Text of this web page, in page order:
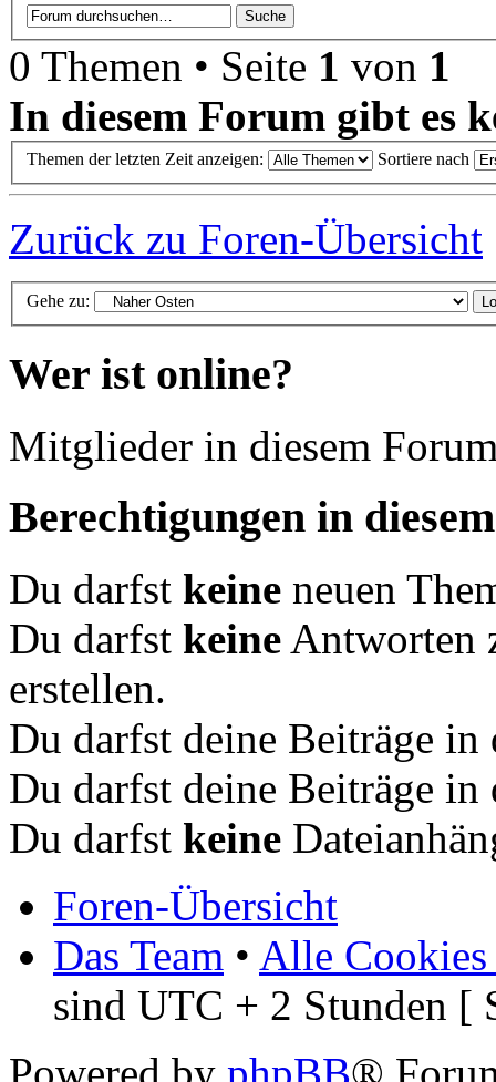
0 Themen • Seite 1 von 1
In diesem Forum gibt es
Themen der letzten Zeit anzeigen: Sortiere nach
Zurück zu Foren-Übersicht
Gehe zu:
Wer ist online?
Mitglieder in diesem
Berechtigungen in
Du darfst keine neuen
Du darfst keine Antworten
erstellen.
Du darfst deine Beiträge
Du darfst deine Beiträge
Du darfst keine
Foren-Übersicht
Das Team • Alle Cookies
sind UTC + 2 Stunden [